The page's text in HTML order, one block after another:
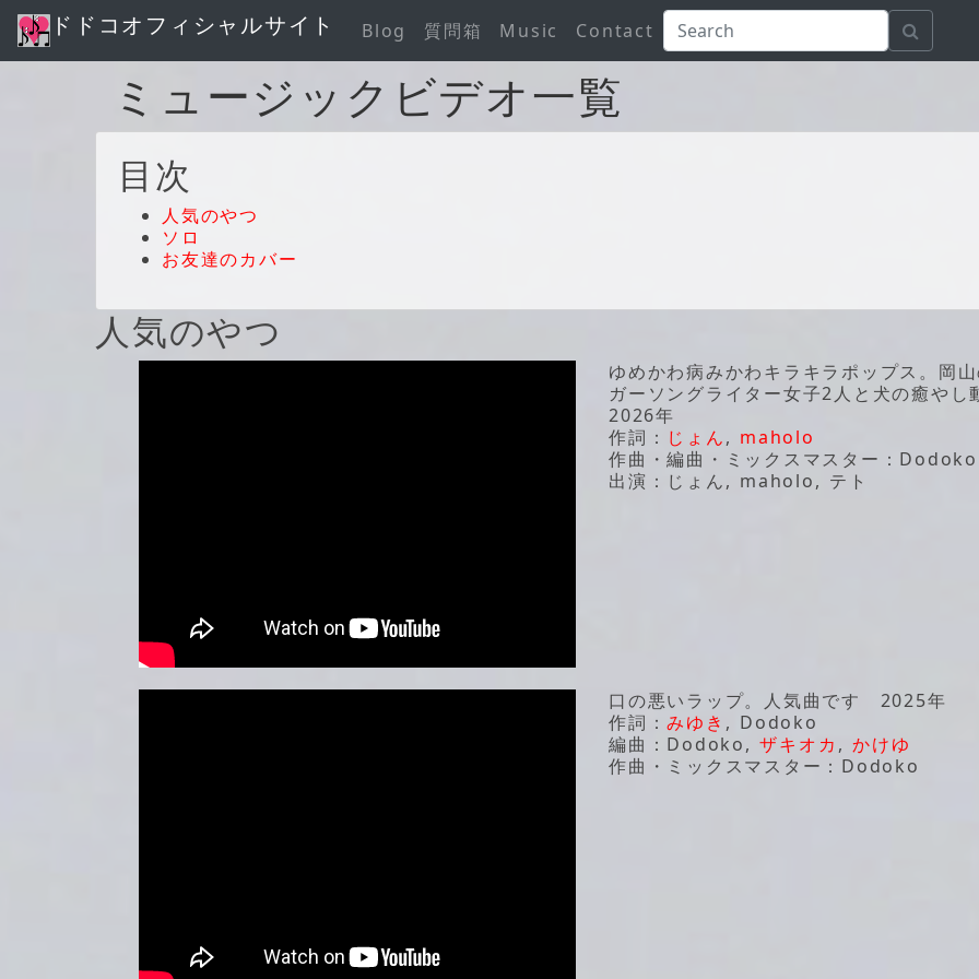
ドドコオフィシャルサイト Blog 質問箱 Music Contact
ミュージックビデオ一覧
目次
人気のやつ
ソロ
お友達のカバー
人気のやつ
ゆめかわ病みかわキラキラポップス。岡
ガーソングライター女子2人と犬の癒やし
2026年
作詞： じょん, maholo
作曲・編曲・ミックスマスター：Dodoko
出演：じょん, maholo, テト
口の悪いラップ。人気曲です 2025年
作詞：みゆき , Dodoko
編曲：Dodoko,ザキオカ ,かけゆ
作曲・ミックスマスター：Dodoko